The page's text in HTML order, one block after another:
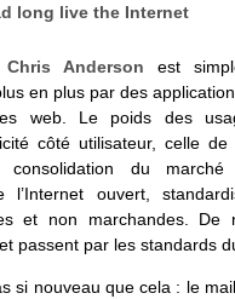
Chris Anderson est
en plus par des
web. Le poids des
côté utilisateur, celle
consolidation du
l’Internet ouvert,
et non marchandes. De
passent par les standards
si nouveau que cela : le